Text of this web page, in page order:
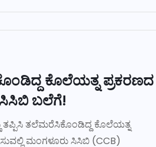
ಕೊಲೆಯತ್ನ ಪ್ರಕರಣದ
ಬಲೆಗೆ!
ತಪ್ಪಿಸಿ ತಲೆಮರೆಸಿಕೊಂಡಿದ್ದ ಕೊಲೆಯತ್ನ
ಮಂಗಳೂರು ಸಿಸಿಬಿ (CCB)